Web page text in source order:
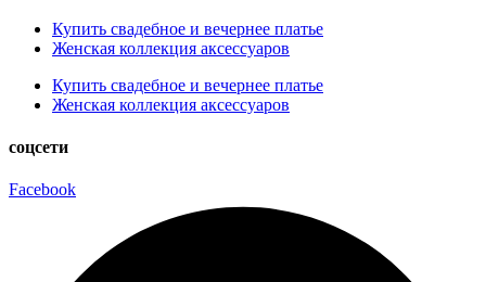
Купить свадебное и вечернее платье
Женская коллекция аксессуаров
Купить свадебное и вечернее платье
Женская коллекция аксессуаров
соцсети
Facebook